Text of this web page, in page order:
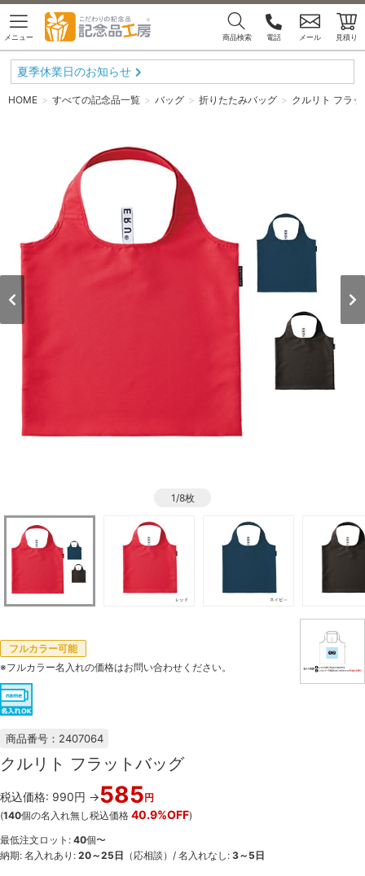
メニュー 商品検索 電話 メール 見積り
夏季休業日のお知らせ
HOME すべての記念品一覧 バッグ 折りたたみバッグ クルリト フラ
1/8枚
フルカラー可能
※フルカラー名入れの価格はお問い合わせください。
商品番号：2407064
クルリト フラットバッグ
税込価格: 990円 →585円
(140個の名入れ無し税込価格 40.9%OFF)
最低注文ロット: 40個〜
納期: 名入れあり: 20～25日 （応相談）/ 名入れなし: 3～5日